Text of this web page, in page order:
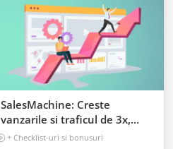
SalesMachine: Creste
vanzarile si traficul de 3x,
fara greseli
+ Checklist-uri si bonusuri